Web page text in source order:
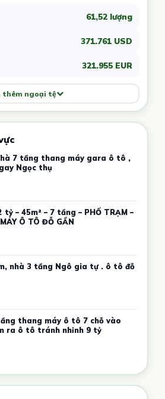
61,52 lượng
371.761 USD
321.955 EUR
thêm ngoại tệ
7 tầng thang máy gara ô tô ,
Ngọc thụ
tỷ – 45m² – 7 tầng – PHỐ TRẠM –
Ô TÔ ĐỖ GẦN
nhà 3 tầng Ngô gia tự . ô tô đỗ
thang máy ô tô 7 chỗ vào
ra ô tô tránh nhỉnh 9 tỷ